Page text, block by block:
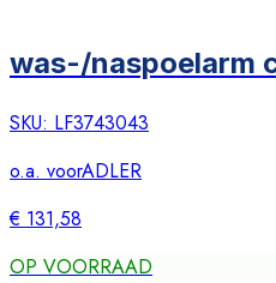
was-/naspoelarm
SKU: LF3743043
o.a. voorADLER
€ 131,58
OP VOORRAAD